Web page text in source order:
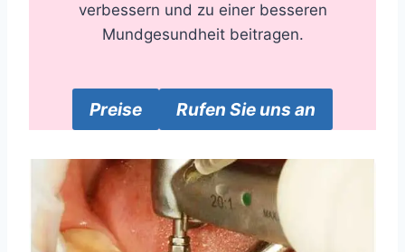
verbessern und zu einer besseren
Mundgesundheit beitragen.
Preise Rufen Sie uns an